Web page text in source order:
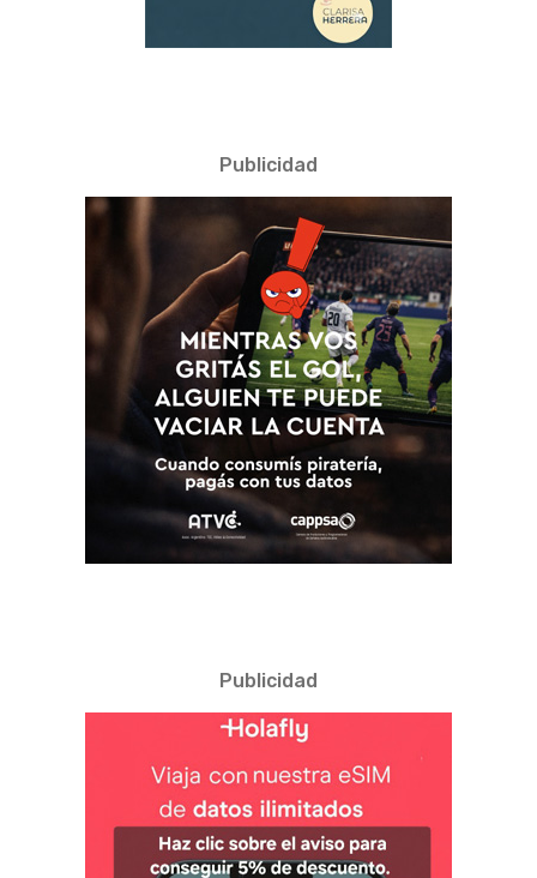
Publicidad
Publicidad